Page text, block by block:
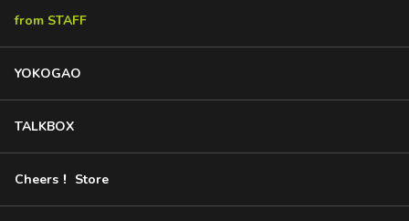
from STAFF
YOKOGAO
TALKBOX
Cheers！ Store